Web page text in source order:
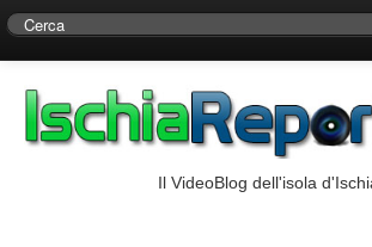
Centro di Ricerche Storiche D’Ambra
Il VideoBlog dell'isola